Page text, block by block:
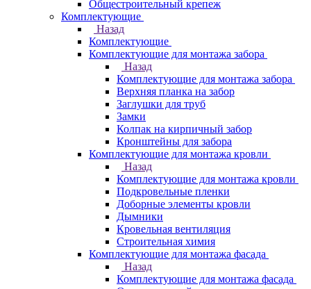
Общестроительный крепеж
Комплектующие
Назад
Комплектующие
Комплектующие для монтажа забора
Назад
Комплектующие для монтажа забора
Верхняя планка на забор
Заглушки для труб
Замки
Колпак на кирпичный забор
Кронштейны для забора
Комплектующие для монтажа кровли
Назад
Комплектующие для монтажа кровли
Подкровельные пленки
Доборные элементы кровли
Дымники
Кровельная вентиляция
Строительная химия
Комплектующие для монтажа фасада
Назад
Комплектующие для монтажа фасада